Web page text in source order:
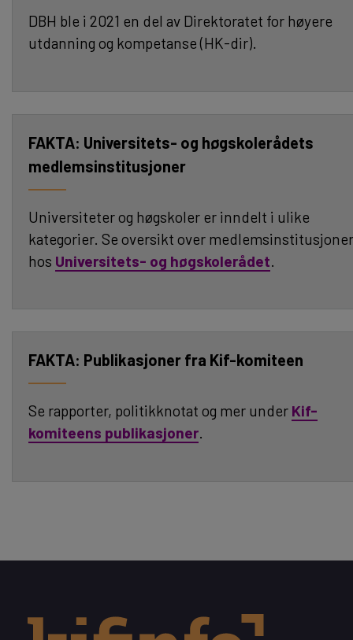
DBH ble i 2021 en del av Direktoratet for høyere
utdanning og kompetanse (HK-dir).
Universitets- og høgskolerådets
medlemsinstitusjoner
Universiteter og høgskoler er inndelt i ulike
kategorier. Se oversikt over medlemsinstitusjoner
hos Universitets- og høgskolerådet
Publikasjoner fra Kif-komiteen
Se rapporter, politikknotat og mer under Kif-
komiteens publikasjoner.